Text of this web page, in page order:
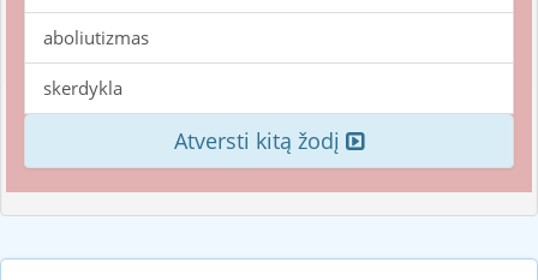
aboliutizmas
skerdykla
Atversti kitą žodį